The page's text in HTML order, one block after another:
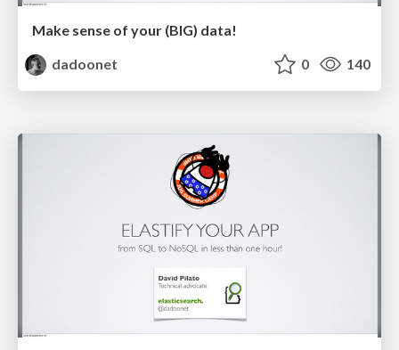
Make sense of your (BIG) data!
dadoonet
0 140